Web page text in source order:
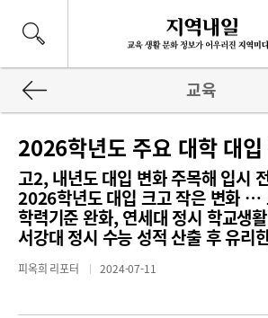
교육
2026학년도 주요 대학 대
고2, 내년도 대입 변화 주목해 입시
2026학년도 대입 크고 작은 변화 …
학력기준 완화, 연세대 정시 학교생
서강대 정시 수능 성적 산출 후 유리
피옥희 리포터 2024-07-11